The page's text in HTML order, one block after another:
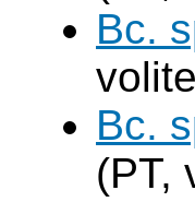
Bc.
Bc.
(PT,